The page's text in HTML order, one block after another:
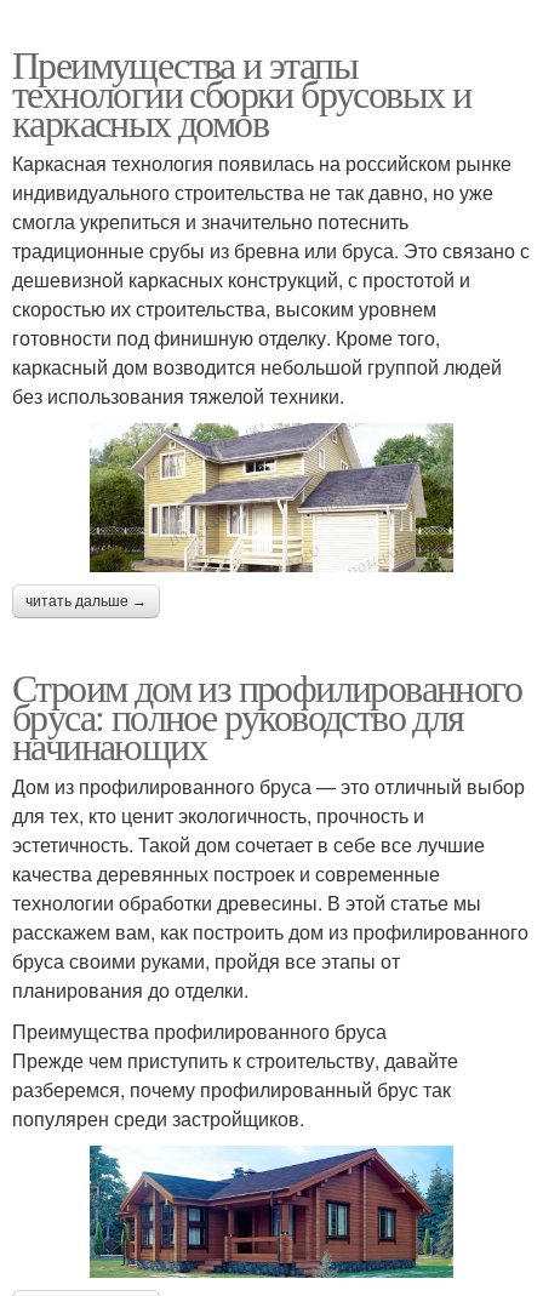
Преимущества и этапы
технологии сборки брусовых и
каркасных домов
Каркасная технология появилась на российском рынке
индивидуального строительства не так давно, но уже
смогла укрепиться и значительно потеснить
традиционные срубы из бревна или бруса. Это связано с
дешевизной каркасных конструкций, с простотой и
скоростью их строительства, высоким уровнем
готовности под финишную отделку. Кроме того,
каркасный дом возводится небольшой группой людей
без использования тяжелой техники.
читать дальше →
Строим дом из профилированного
бруса: полное руководство для
начинающих
Дом из профилированного бруса — это отличный выбор
для тех, кто ценит экологичность, прочность и
эстетичность. Такой дом сочетает в себе все лучшие
качества деревянных построек и современные
технологии обработки древесины. В этой статье мы
расскажем вам, как построить дом из профилированного
бруса своими руками, пройдя все этапы от
планирования до отделки.
Преимущества профилированного бруса
Прежде чем приступить к строительству, давайте
разберемся, почему профилированный брус так
популярен среди застройщиков.